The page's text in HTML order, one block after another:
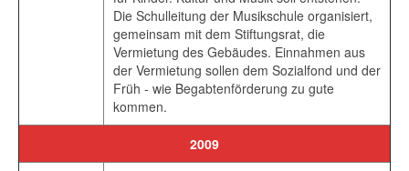
Die Schulleitung der Musikschule organisiert,
gemeinsam mit dem Stiftungsrat, die
Vermietung des Gebäudes. Einnahmen aus
der Vermietung sollen dem Sozialfond und der
Früh - wie Begabtenförderung zu gute
kommen.
2009